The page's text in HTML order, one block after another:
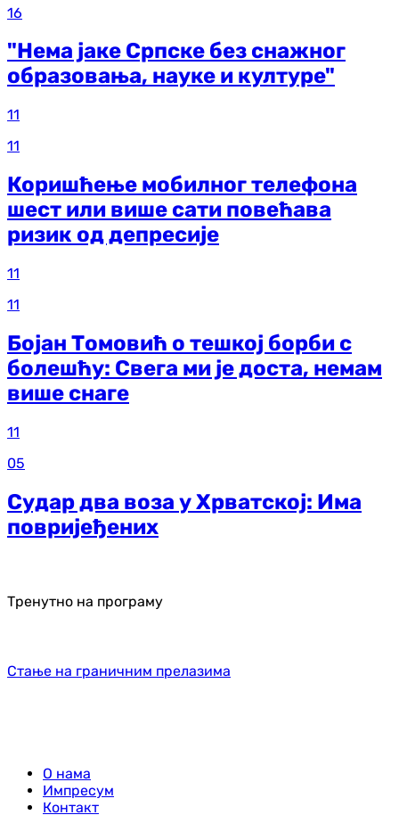
16
"Нема јаке Српске без снажног
образовања, науке и културе"
11
11
Коришћење мобилног телефона
шест или више сати повећава
ризик од депресије
11
11
Бојан Томовић о тешкој борби с
болешћу: Свега ми је доста, немам
више снаге
11
05
Судар два воза у Хрватској: Има
повријеђених
Тренутно на програму
Стање на граничним прелазима
О нама
Импресум
Контакт